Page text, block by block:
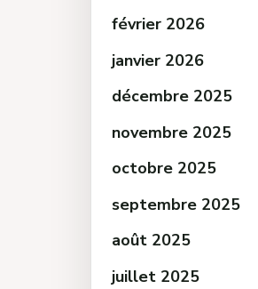
février 2026
janvier 2026
décembre 2025
novembre 2025
octobre 2025
septembre 2025
août 2025
juillet 2025